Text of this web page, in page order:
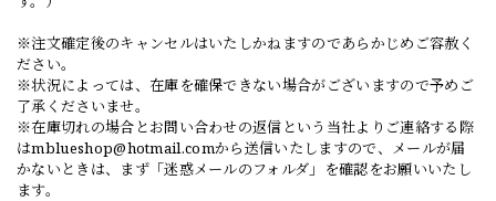
※注文確定後のキャンセルはいたしかねますのであらかじめご容赦く
ださい。
※状況によっては、在庫を確保できない場合がございますので予めご
了承くださいませ。
※在庫切れの場合とお問い合わせの返信という当社よりご連絡する際
はmblueshop@hotmail.comから送信いたしますので、メールが届
かないときは、まず「迷惑メールのフォルダ」を確認をお願いいたし
ます。